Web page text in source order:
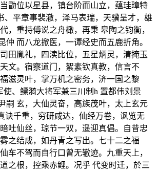
勖位以星县，镇台阶而山立，蕴珪璋特
平章事裴澈，泽马表瑞，天骥呈才，雄
重持傅说之舟橄，再秉 皋陶之钧衡，
而八龙掀医，一谭经史而五鹿折角。
田胤礼，四渎比位，五星炳灵，清掩玉
文。宿察道门，絮素钦真教，信言不
滋灵叶，掌万机之密务，济一国之黎
、鳔漪大将军兼三川制h 置都伟刘景
嗣 玄，大仙灵奋，高族茂叶，太上玄元
诀千重，穷研咸达，仙经万卷，讽览无
吐仙丝，琼节一双，遥迎真倡。自昔忠
之结成，如丹青之写出。七十二之福
车不驾而自行口曾无辙迹。九重天上，
之根，控乘赤鲤。况乎 代变时迁，於三